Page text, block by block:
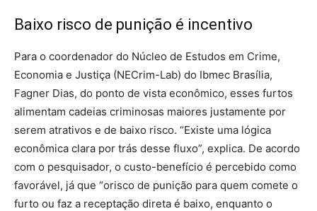
Baixo risco de punição é incentivo
Para o coordenador do Núcleo de Estudos em Crime,
Economia e Justiça (NECrim-Lab) do Ibmec Brasília,
Fagner Dias, do ponto de vista econômico, esses furtos
alimentam cadeias criminosas maiores justamente por
serem atrativos e de baixo risco. “Existe uma lógica
econômica clara por trás desse fluxo”, explica. De acordo
com o pesquisador, o custo-benefício é percebido como
favorável, já que “orisco de punição para quem comete o
furto ou faz a receptação direta é baixo, enquanto o